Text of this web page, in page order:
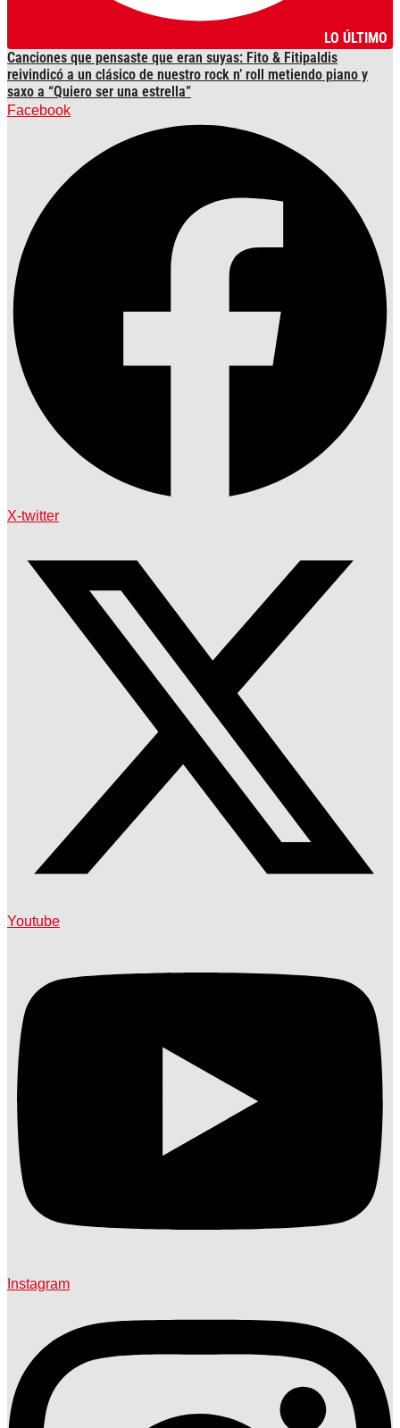
LO ÚLTIMO
Canciones que pensaste que eran suyas: Fito & Fitipaldis
reivindicó a un clásico de nuestro rock n’ roll metiendo piano y
saxo a “Quiero ser una estrella”
Facebook
X-twitter
Youtube
Instagram